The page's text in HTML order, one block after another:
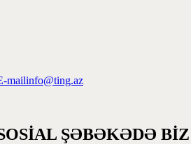
mailinfo@ting.az
ŞƏBƏKƏDƏ BİZ